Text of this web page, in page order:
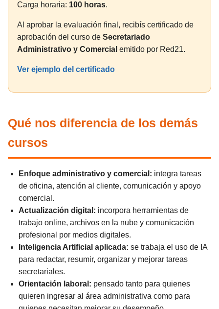
Carga horaria: 100 horas.
Al aprobar la evaluación final, recibís certificado de
aprobación del curso de Secretariado
Administrativo y Comercial emitido por Red21.
Ver ejemplo del certificado
Qué nos diferencia de los demás
cursos
Enfoque administrativo y comercial: integra tareas
de oficina, atención al cliente, comunicación y apoyo
comercial.
Actualización digital: incorpora herramientas de
trabajo online, archivos en la nube y comunicación
profesional por medios digitales.
Inteligencia Artificial aplicada: se trabaja el uso de IA
para redactar, resumir, organizar y mejorar tareas
secretariales.
Orientación laboral: pensado tanto para quienes
quieren ingresar al área administrativa como para